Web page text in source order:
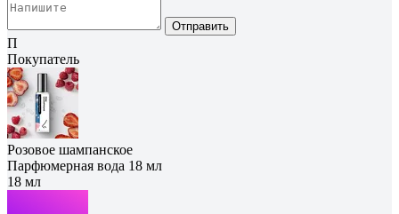
Отправить
П
Покупатель
Розовое шампанское
Парфюмерная вода 18 мл
18 мл